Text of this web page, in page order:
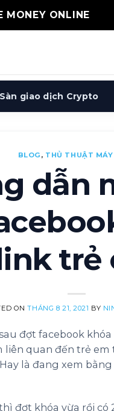
MONEY ONLINE
Sàn giao dịch Crypto
BLOG , THỦ THUẬT
dẫn
trẻ
ONTHÁNG 8 21, 2021 BY
đợt facebook
liên quan đến trẻ
là đang xem
đợt khóa vừa rồi có